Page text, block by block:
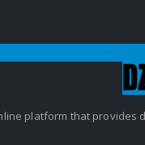
platform that provides